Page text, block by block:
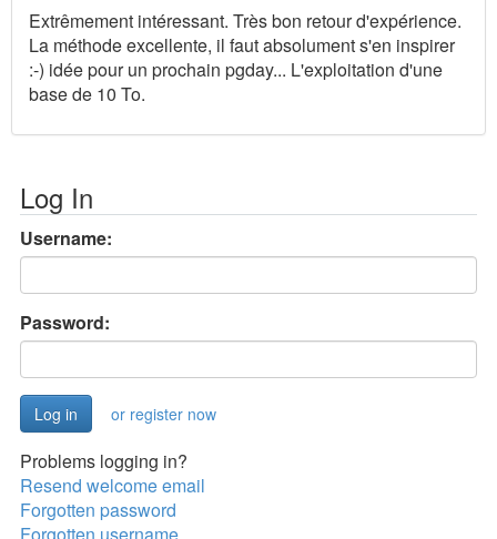
Extrêmement intéressant. Très bon retour d'expérience.
La méthode excellente, il faut absolument s'en inspirer
:-) idée pour un prochain pgday... L'exploitation d'une
base de 10 To.
Log In
Username:
Password:
or register now
Problems logging in?
Resend welcome email
Forgotten password